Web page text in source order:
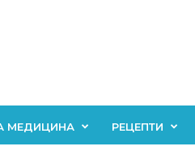
МЕДИЦИНА РЕЦЕПТИ